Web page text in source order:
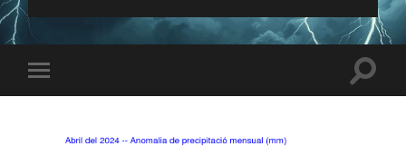
Toggle
mobile
Toggle